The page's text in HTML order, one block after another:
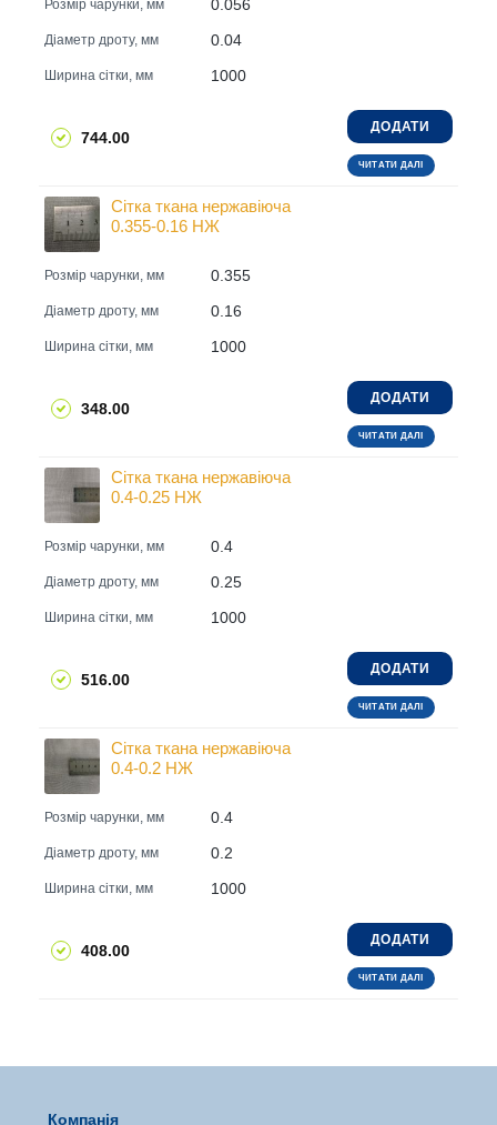
Розмір чарунки, мм 0.056
Діаметр дроту, мм 0.04
Ширина сітки, мм 1000
744.00
ДОДАТИ
ЧИТАТИ ДАЛІ
Сітка ткана нержавіюча
0.355-0.16 НЖ
Розмір чарунки, мм 0.355
Діаметр дроту, мм 0.16
Ширина сітки, мм 1000
348.00
ДОДАТИ
ЧИТАТИ ДАЛІ
Сітка ткана нержавіюча
0.4-0.25 НЖ
Розмір чарунки, мм 0.4
Діаметр дроту, мм 0.25
Ширина сітки, мм 1000
516.00
ДОДАТИ
ЧИТАТИ ДАЛІ
Сітка ткана нержавіюча
0.4-0.2 НЖ
Розмір чарунки, мм 0.4
Діаметр дроту, мм 0.2
Ширина сітки, мм 1000
408.00
ДОДАТИ
ЧИТАТИ ДАЛІ
Компанія